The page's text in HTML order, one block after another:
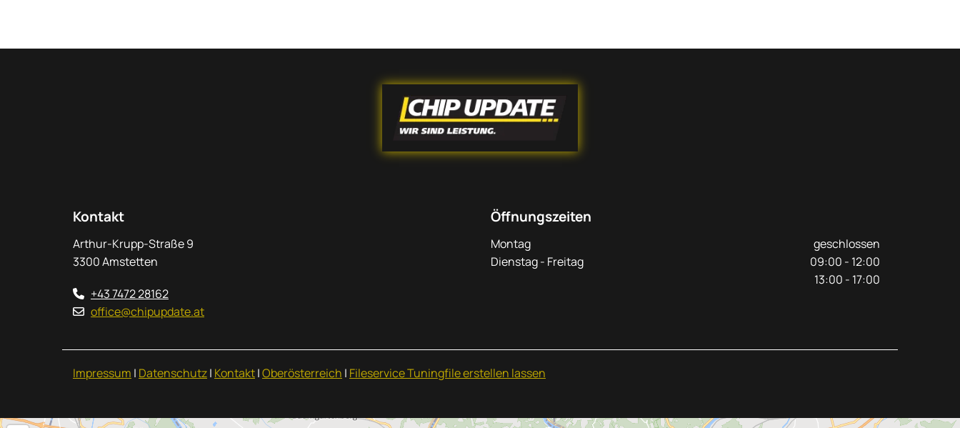
Kontakt
Arthur-Krupp-Straße 9
3300 Amstetten
 +43 7472 28162
 office@chipupdate.at
Öffnungszeiten
Montag
geschlossen
Dienstag - Freitag
09:00 - 12:00
13:00 - 17:00
Impressum | Datenschutz| Kontakt|Oberösterreich | Fileservice Tuningfile erstellen lassen